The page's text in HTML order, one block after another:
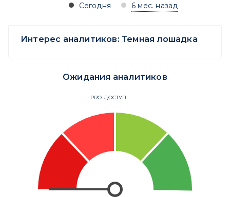
Сегодня 6 мес. назад
Интерес аналитиков: Темная лошадка
Ожидания аналитиков
PRO-ДОСТУП